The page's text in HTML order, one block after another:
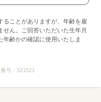
ることがありますが、年齢を雇
ん。ご回答いただいた生年月
年齢かの確認に使用いたしま
号： 521521